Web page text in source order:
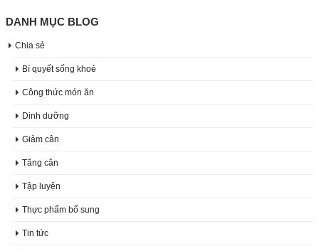
DANH MỤC BLOG
Chia sẻ
Bí quyết sống khoẻ
Công thức món ăn
Dinh dưỡng
Giảm cân
Tăng cân
Tập luyện
Thực phẩm bổ sung
Tin tức